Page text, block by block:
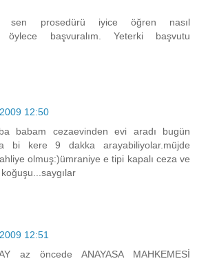
sen prosedürü iyice öğren nasıl
öylece başvuralım. Yeterki başvutu
12:50
babam cezaevinden evi aradı bugün
bi kere 9 dakka arayabiliyolar.müjde
olmuş:)ümraniye e tipi kapalı ceza ve
12:51
az öncede ANAYASA MAHKEMESİ